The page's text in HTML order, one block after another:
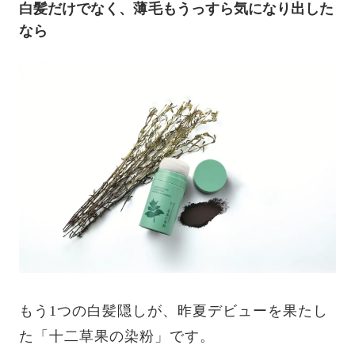
白髪だけでなく、薄毛もうっすら気になり出した
なら
もう1つの白髪隠しが、昨夏デビューを果たし
た「十二草果の染粉」です。